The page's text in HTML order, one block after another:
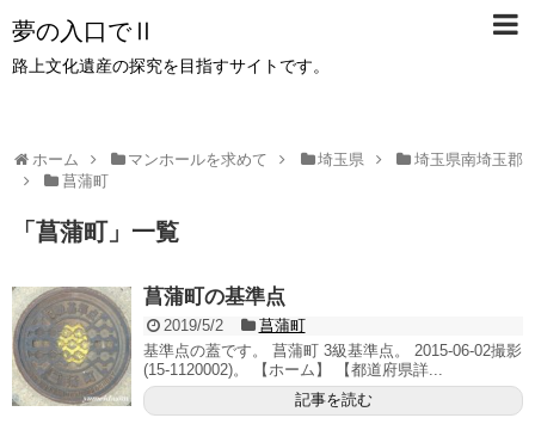
夢の入口でⅡ
路上文化遺産の探究を目指すサイトです。
ホーム マンホールを求めて 埼玉県
埼玉県南埼玉郡
菖蒲町
「 菖蒲町」 一覧
菖蒲町の基準点
2019/5/2
菖蒲町
基準点の蓋です。 菖蒲町 3級基準点。 2015-06-02撮影
(15-1120002)。 【ホーム】 【都道府県詳...
記事を読む